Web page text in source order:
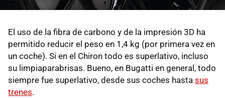
El uso de la fibra de carbono y de la impresión 3D ha
permitido reducir el peso en 1,4 kg (por primera vez en
un coche). Si en el Chiron todo es superlativo, incluso
su limpiaparabrisas. Bueno, en Bugatti en general, todo
siempre fue superlativo, desde sus coches hasta sus
trenes.